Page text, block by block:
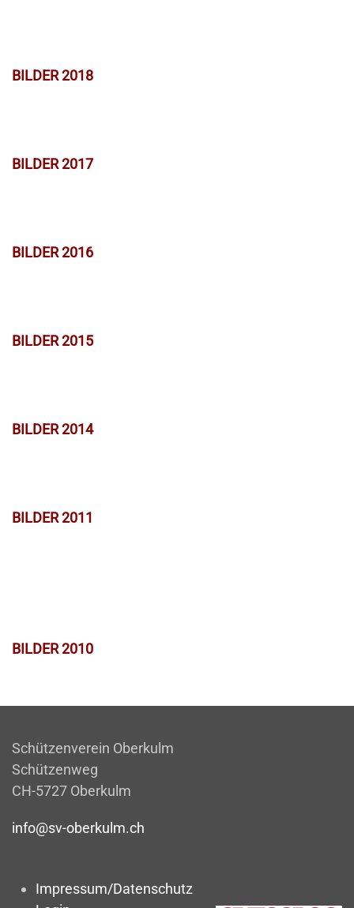
BILDER 2018
BILDER 2017
BILDER 2016
BILDER 2015
BILDER 2014
BILDER 2011
BILDER 2010
Schützenverein Oberkulm
Schützenweg
CH-5727 Oberkulm
info@sv-oberkulm.ch
Impressum/Datenschutz